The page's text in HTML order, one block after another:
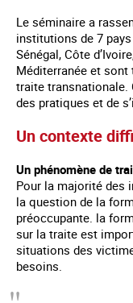
Le séminaire a
institutions de 7
Sénégal, Côte
Méditerranée et
traite transnationale.
des pratiques et de
Un contexte
Un phénomène de
Pour la majorité des
la question de la
préoccupante. la
sur la traite est
situations des
besoins.